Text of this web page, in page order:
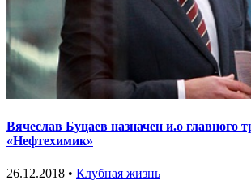
Вячеслав Буцаев назначен и.о главного
«Нефтехимик»
26.12.2018 • Клубная жизнь